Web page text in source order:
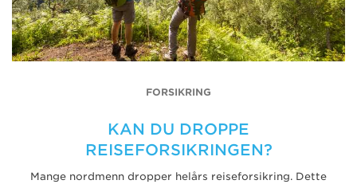
FORSIKRING
KAN DU DROPPE
REISEFORSIKRINGEN?
Mange nordmenn dropper helårs reiseforsikring. Dette